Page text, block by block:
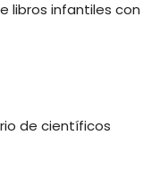
libros infantiles con
de científicos